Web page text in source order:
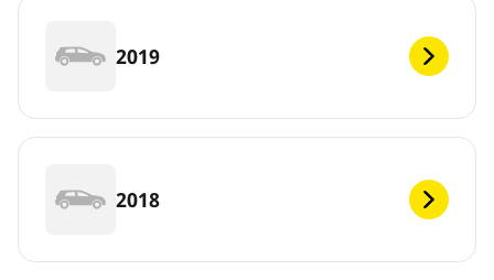
2019
2018